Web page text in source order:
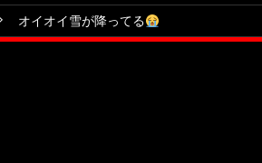
オイオイ雪が降ってる